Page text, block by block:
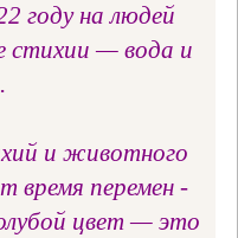
году на людей
стихии — вода и
и животного
время перемен -
цвет — это